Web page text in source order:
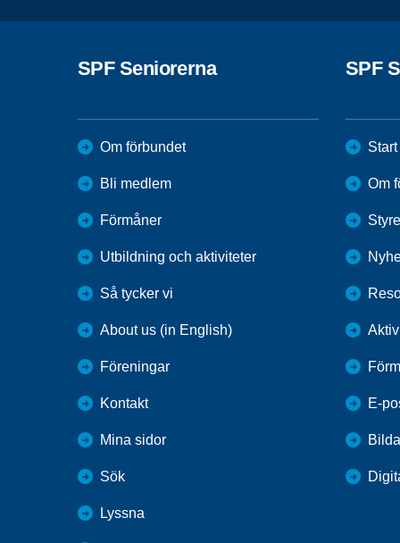
SPF Seniorerna
Om förbundet
Bli medlem
Förmåner
Utbildning och aktiviteter
Så tycker vi
About us (in English)
Föreningar
Kontakt
Mina sidor
Sök
Lyssna
SPF
Start
Om
E-